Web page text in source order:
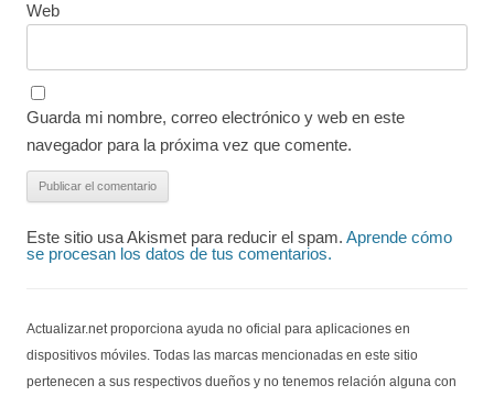
Web
Guarda mi nombre, correo electrónico y web en este
navegador para la próxima vez que comente.
Este sitio usa Akismet para reducir el spam. Aprende cómo
se procesan los datos de tus comentarios.
Actualizar.net proporciona ayuda no oficial para aplicaciones en
dispositivos móviles. Todas las marcas mencionadas en este sitio
pertenecen a sus respectivos dueños y no tenemos relación alguna con